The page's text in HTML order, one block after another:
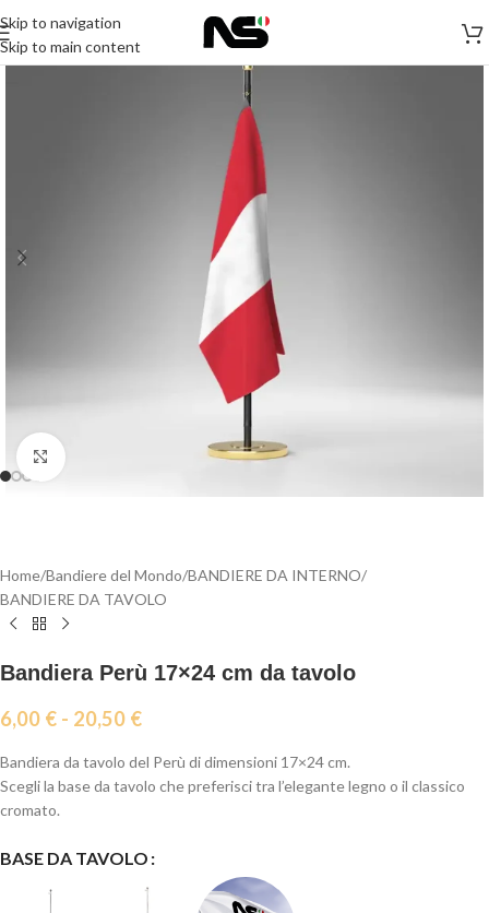
Skip to navigation
Skip to main content
Click to enlarge
Home/Bandiere del Mondo/BANDIERE DA INTERNO/
BANDIERE DA TAVOLO
Bandiera Perù 17×24 cm da tavolo
6,00 € - 20,50 €
Bandiera da tavolo del Perù di dimensioni 17×24 cm.
Scegli la base da tavolo che preferisci tra l’elegante legno o il classico
cromato.
BASE DA TAVOLO